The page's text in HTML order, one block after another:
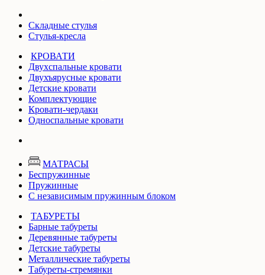
Складные стулья
Стулья-кресла
КРОВАТИ
Двухспальные кровати
Двухъярусные кровати
Детские кровати
Комплектующие
Кровати-чердаки
Односпальные кровати
МАТРАСЫ
Беспружинные
Пружинные
С независимым пружинным блоком
ТАБУРЕТЫ
Барные табуреты
Деревянные табуреты
Детские табуреты
Металлические табуреты
Табуреты-стремянки